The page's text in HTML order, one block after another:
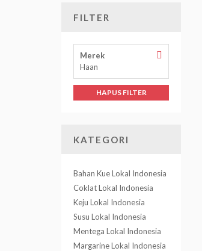
FILTER
Merek
Haan
HAPUS FILTER
KATEGORI
Bahan Kue Lokal Indonesia
Coklat Lokal Indonesia
Keju Lokal Indonesia
Susu Lokal Indonesia
Mentega Lokal Indonesia
Margarine Lokal Indonesia